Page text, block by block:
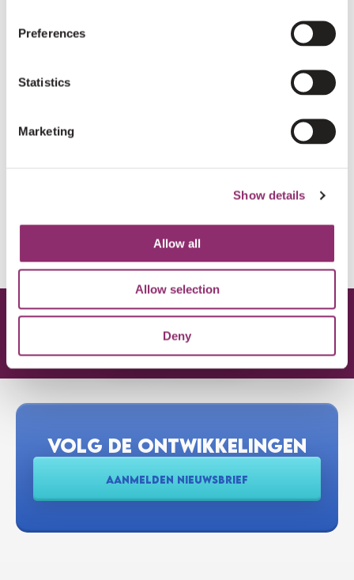
Preferences
Statistics
Marketing
Show details
Allow all
Allow selection
Deny
HARTELIJK DANK AAN ONZE DONATEURS
JOOST VERBRUGGE€500/€500
DONEER NU
VOLG DE ONTWIKKELINGEN
AANMELDEN NIEUWSBRIEF